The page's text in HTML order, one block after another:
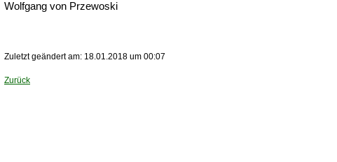
Wolfgang von Przewoski
Zuletzt geändert am: 18.01.2018 um 00:07
Zurück